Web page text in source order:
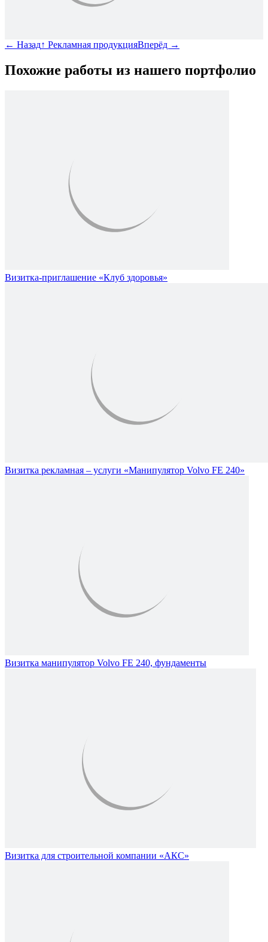
← Назад↑ Рекламная продукцияВперёд →
Похожие работы из нашего портфолио
Визитка-приглашение «Клуб здоровья»
Визитка рекламная – услуги «Манипулятор Volvo FE 240»
Визитка манипулятор Volvo FE 240, фундаменты
Визитка для строительной компании «АКС»